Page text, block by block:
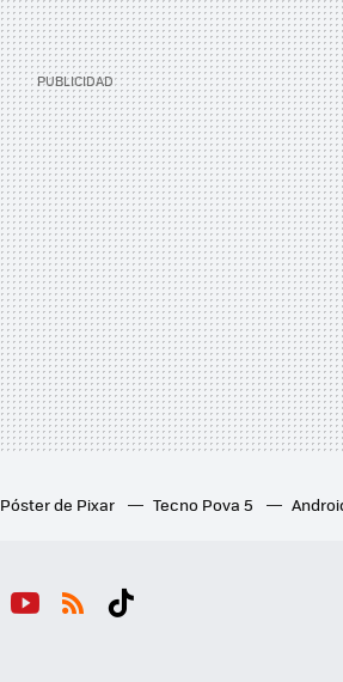
Póster de Pixar Tecno Pova 5